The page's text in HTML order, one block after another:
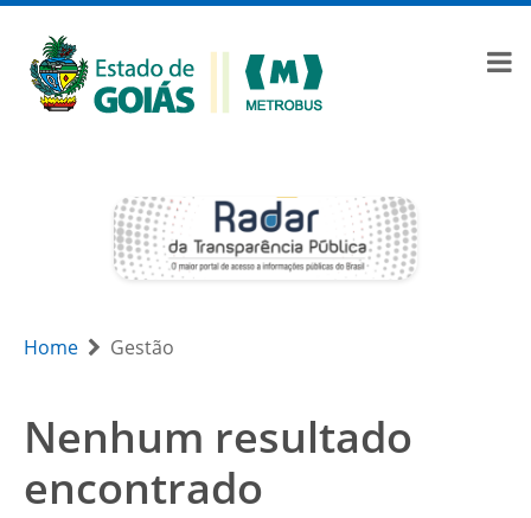
Home Gestão
Nenhum resultado
encontrado